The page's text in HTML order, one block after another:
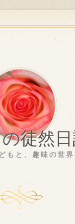
徒然
もと、趣味の世